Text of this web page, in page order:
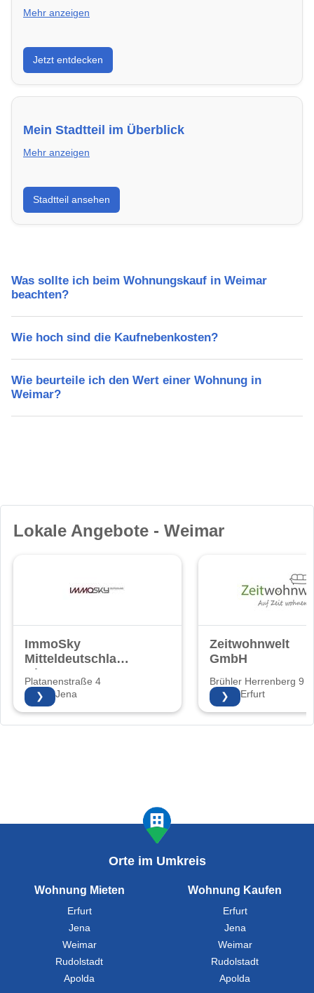
Mehr anzeigen
Entdecke Neubauprojekte in Weimar – modern,
energieeffizient und sofort bezugsfertig.
Jetzt entdecken
Mein Stadtteil im Überblick
Mehr anzeigen
Erfahre mehr über deinen Stadtteil in Weimar:
Lebensqualität, Verkehrsanbindung, Schulen,
Freizeitmöglichkeiten und Mietpreise.
Stadtteil ansehen
Was sollte ich beim Wohnungskauf in Weimar
beachten?
Wie hoch sind die Kaufnebenkosten?
Wie beurteile ich den Wert einer Wohnung in
Weimar?
Lokale Angebote - Weimar
ImmoSky
Mitteldeutschland
GbR
Platanenstraße 4
07747 Jena
❯
Zeitwohnwelt
GmbH
Brühler Herrenberg 9
99092 Erfurt
❯
Orte im Umkreis
Wohnung Mieten
Erfurt
Jena
Weimar
Rudolstadt
Apolda
Wohnung Kaufen
Erfurt
Jena
Weimar
Rudolstadt
Apolda